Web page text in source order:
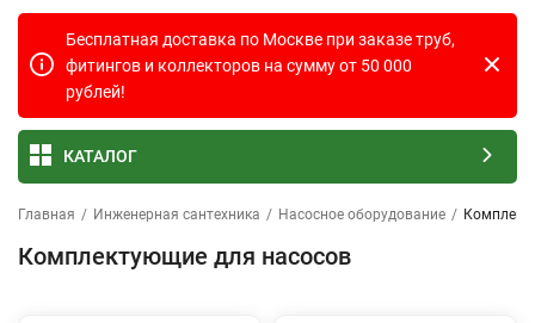
Бесплатная доставка по Москве при заказе труб,
фитингов и коллекторов на сумму от 50 000
рублей!
КАТАЛОГ
Главная / Инженерная сантехника / Насосное оборудование /
Комплектующие для насосов